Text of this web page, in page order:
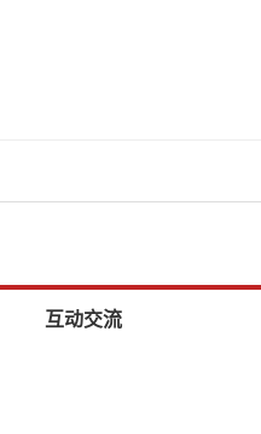
互动交流